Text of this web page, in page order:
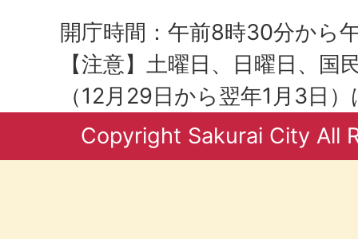
開庁時間：午前8時30分から
【注意】土曜日、日曜日、国
（12月29日から翌年1月3日
Copyright Sakurai City All